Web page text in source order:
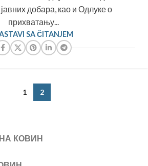
добара, као и Одлуке о
прихватању...
SA ČITANJEM
1 2
КОВИН